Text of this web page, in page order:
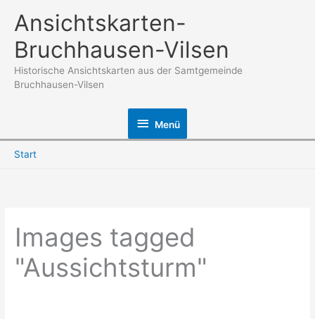
Inhalt
springen
Ansichtskarten-
Bruchhausen-Vilsen
Historische Ansichtskarten aus der Samtgemeinde
Bruchhausen-Vilsen
Menü
Menü
Start
Images tagged
"Aussichtsturm"